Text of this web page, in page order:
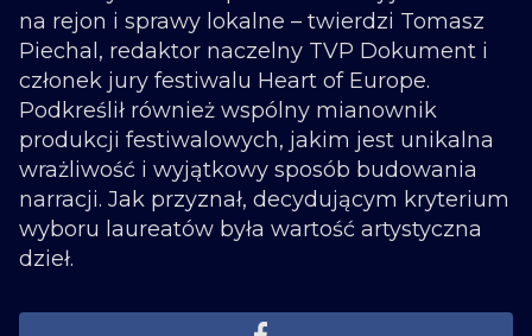
na rejon i sprawy lokalne – twierdzi Tomasz
Piechal, redaktor naczelny TVP Dokument i
członek jury festiwalu Heart of Europe.
Podkreślił również wspólny mianownik
produkcji festiwalowych, jakim jest unikalna
wrażliwość i wyjątkowy sposób budowania
narracji. Jak przyznał, decydującym kryterium
wyboru laureatów była wartość artystyczna
dzieł.